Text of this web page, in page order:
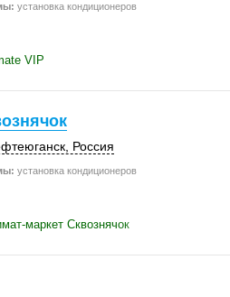
установка кондиционеров
VIP
Россия
установка кондиционеров
маркет Сквознячок